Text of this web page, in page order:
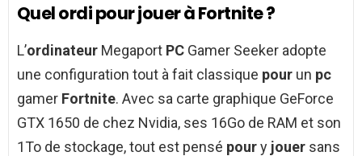
Quel ordi pour jouer à Fortnite ?
L’ordinateur Megaport PC Gamer Seeker adopte
une configuration tout à fait classique pour un pc
gamer Fortnite. Avec sa carte graphique GeForce
GTX 1650 de chez Nvidia, ses 16Go de RAM et son
1To de stockage, tout est pensé poury jouer sans